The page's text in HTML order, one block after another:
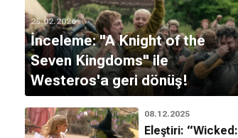
25.02.2026
İnceleme: "A Knight of the
Seven Kingdoms" ile
Westeros'a geri dönüş!
08.12.2025
Eleştiri: “Wicked: